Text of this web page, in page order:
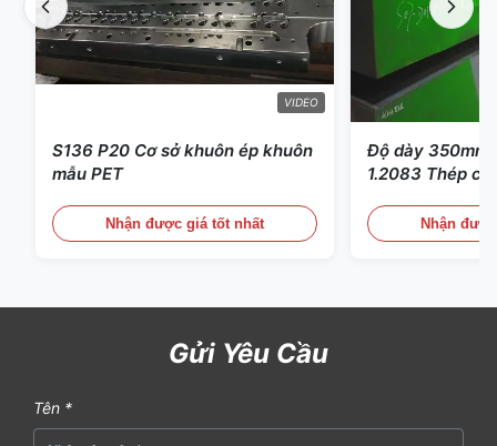
VIDEO
S136 P20 Cơ sở khuôn ép khuôn
mẫu PET
Nhận được giá tốt nhất
Độ dày 350mm
1.2083 Thép
Nhận
Gửi Yêu Cầu
Tên *